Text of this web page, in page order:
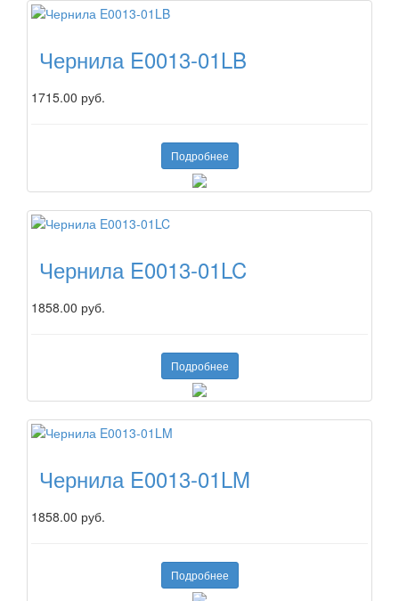
Чернила E0013-01LB
1715.00 руб.
Подробнее
Чернила E0013-01LC
1858.00 руб.
Подробнее
Чернила E0013-01LM
1858.00 руб.
Подробнее